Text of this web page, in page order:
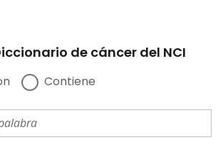
de cáncer del NCI
Contiene